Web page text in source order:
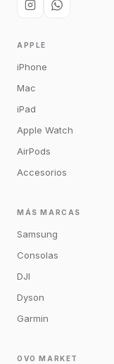
APPLE
iPhone
Mac
iPad
Apple Watch
AirPods
Accesorios
MÁS MARCAS
Samsung
Consolas
DJI
Dyson
Garmin
OVO MARKET